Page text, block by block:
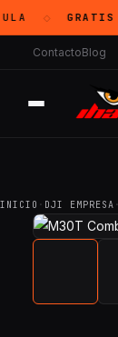
GRATIS
ContactoBlog
INICIO · DJI EMPRESA ·